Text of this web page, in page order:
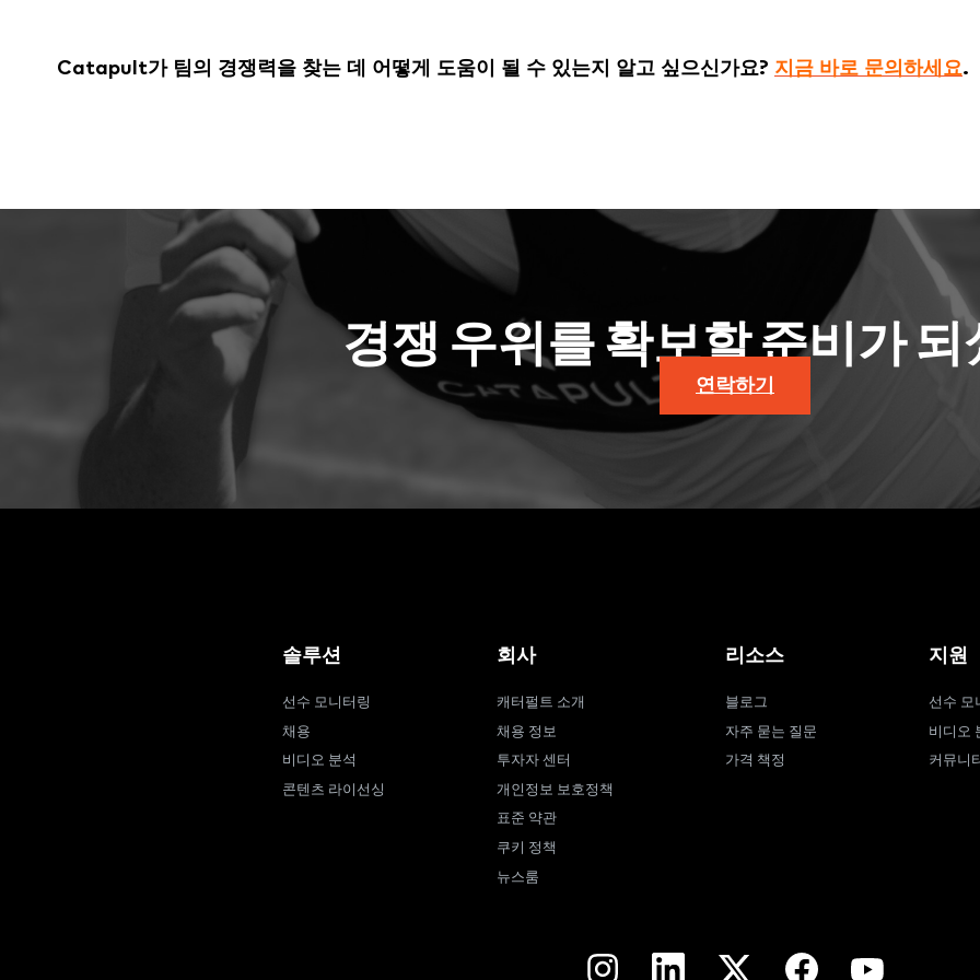
Catapult가 팀의 경쟁력을 찾는 데 어떻게 도움이 될 수 있는지 알고 싶으신가요? 지금 바로 문의하세요.
경쟁 우위를 확보할 준비가 되
연락하기
솔루션
선수 모니터링
채용
비디오 분석
콘텐츠 라이선싱
회사
캐터펄트 소개
채용 정보
투자자 센터
개인정보 보호정책
표준 약관
쿠키 정책
뉴스룸
리소스
블로그
자주 묻는 질문
가격 책정
지원
선수 모
비디오
커뮤니